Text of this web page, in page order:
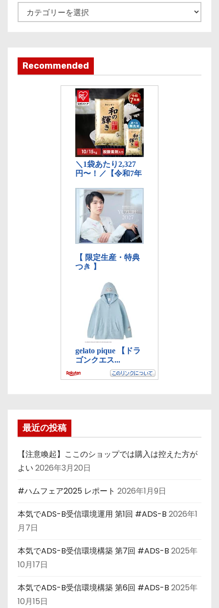
事
ゴ
リ
Recommended
最近の投稿
【注意喚起】ここのショップでは購入は控えた方が
よい 2026年3月20日
#ハムフェア2025 レポート 2026年1月9日
本気でADS-B受信環境運用 第1回 #ADS-B 2026年1
月7日
本気でADS-B受信環境構築 第7回 #ADS-B 2025年
10月17日
本気でADS-B受信環境構築 第6回 #ADS-B 2025年
10月15日